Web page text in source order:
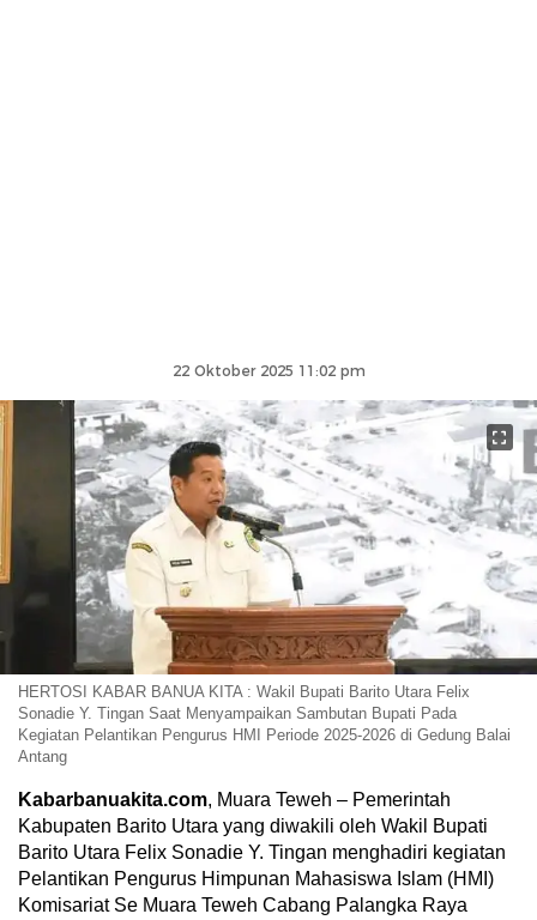
22 Oktober 2025 11:02 pm
HERTOSI KABAR BANUA KITA : Wakil Bupati Barito Utara Felix
Sonadie Y. Tingan Saat Menyampaikan Sambutan Bupati Pada
Kegiatan Pelantikan Pengurus HMI Periode 2025-2026 di Gedung Balai
Antang
Kabarbanuakita.com, Muara Teweh – Pemerintah
Kabupaten Barito Utara yang diwakili oleh Wakil Bupati
Barito Utara Felix Sonadie Y. Tingan menghadiri kegiatan
Pelantikan Pengurus Himpunan Mahasiswa Islam (HMI)
Komisariat Se Muara Teweh Cabang Palangka Raya